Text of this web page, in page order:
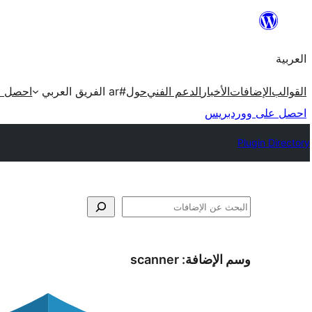
المحتوى
العربية
القوالبالإضافاتالأخبار الدعم الفنيحول#ar الفريق العربي
احصل
احصل على ووردبريس
Plugin Directory
البحث
وسم الإضافة: scanner